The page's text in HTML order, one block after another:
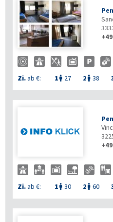
Zi.ab €: 1  27 2  38
Zi.ab €: 1  30 2  60